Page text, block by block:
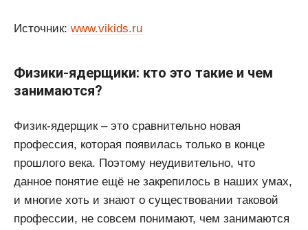
Источник: www.vikids.ru
Физики-ядерщики: кто это такие и чем
занимаются?
Физик-ядерщик – это сравнительно новая
профессия, которая появилась только в конце
прошлого века. Поэтому неудивительно, что
данное понятие ещё не закрепилось в наших умах,
и многие хоть и знают о существовании таковой
профессии, не совсем понимают, чем занимаются